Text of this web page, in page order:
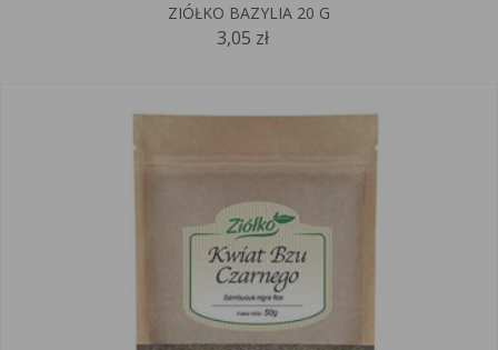
ZIÓŁKO BAZYLIA 20 G
3,05 zł